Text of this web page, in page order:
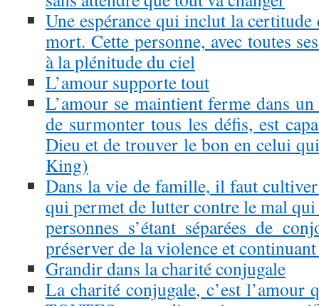
Une espérance qui inclut la certitude
mort. Cette personne, avec toutes
à la plénitude du ciel
L’amour supporte tout
L’amour se maintient ferme dans
de surmonter tous les défis, est
Dieu et de trouver le bon en celui
King)
Dans la vie de famille, il faut
qui permet de lutter contre le mal qui
personnes s’étant séparées de
préserver de la violence et
Grandir dans la charité conjugale
La charité conjugale, c’est l’amour